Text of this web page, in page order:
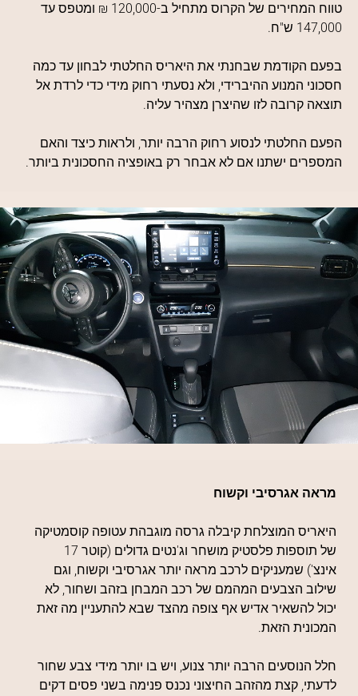
טווח המחירים של הקרוס מתחיל ב-120,000 ₪ ומטפס עד
147,000 ש"ח.
בפעם הקודמת שבחנתי את היאריס החלטתי לבחון עד כמה
חסכוני המנוע ההיברידי, ולא נסעתי רחוק מידי כדי לרדת אל
תוצאה קרובה לזו שהיצרן מצהיר עליה.
הפעם החלטתי לנסוע רחוק הרבה יותר, ולראות כיצד והאם
המספרים ישתנו אם לא אבחר רק באופציה החסכונית ביותר.
מראה אגרסיבי וקשוח
היאריס המוצלחת קיבלה גרסה מוגבהת עטופה קוסמטיקה
של תוספות פלסטיק מושחר וג'נטים גדולים (קוטר 17
אינצ') שמעניקים לרכב מראה יותר אגרסיבי וקשוח, וגם
שילוב הצבעים המהמם של רכב המבחן בזהב ושחור, לא
יכול להשאיר אדיש אף צופה מהצד שבא להתעניין מה זאת
המכונית הזאת.
חלל הנוסעים הרבה יותר צנוע, ויש בו יותר מידי צבע שחור
לדעתי, קצת מהזהב החיצוני נכנס פנימה בשני פסים דקים